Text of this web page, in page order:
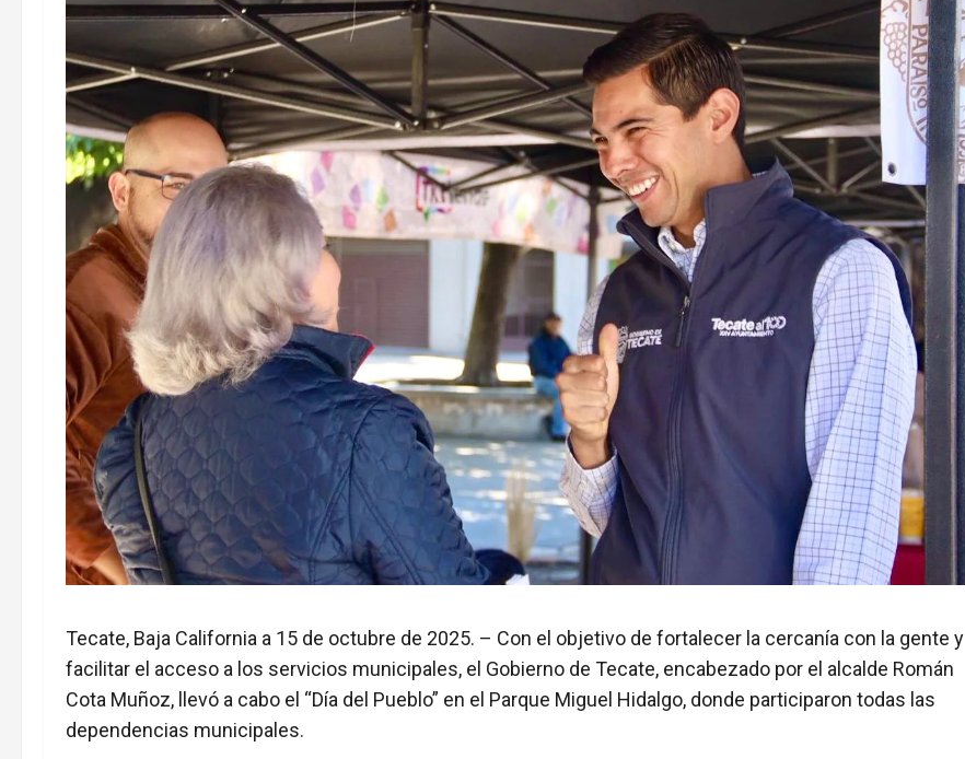
Tecate, Baja California a 15 de octubre de 2025. – Con el objetivo de fortalecer la cercanía con la gente y
facilitar el acceso a los servicios municipales, el Gobierno de Tecate, encabezado por el alcalde Román
Cota Muñoz, llevó a cabo el “Día del Pueblo” en el Parque Miguel Hidalgo, donde participaron todas las
dependencias municipales.